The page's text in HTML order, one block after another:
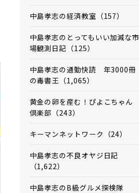
中島孝志の経済教室（157）
中島孝志のとってもいい加減な市
場観測日記（125）
中島孝志の通勤快読 年3000冊
の毒書王（1,065）
黄金の卵を産む！ぴよこちゃん
倶楽部（243）
キーマンネットワーク（24）
中島孝志の不良オヤジ日記
（1,622）
中島孝志のB級グルメ探検隊